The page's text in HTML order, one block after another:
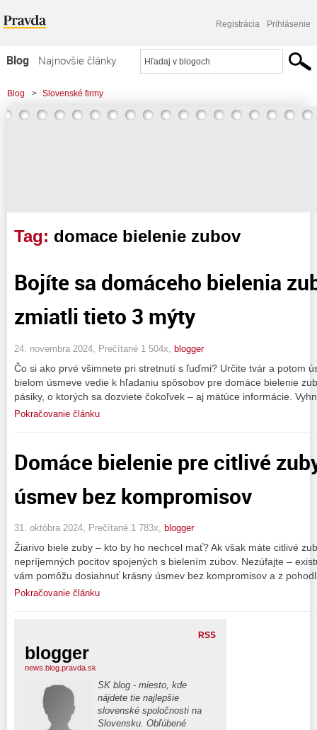
Registrácia Prihlásenie
Blog
Najnovšie články
Najčítanejšie články
Najkomentovanejšie články
Blog > Slovenské firmy
Tag: domace bielenie zubov
Bojíte sa domáceho bielenia
zmiatli tieto 3 mýty
24. novembra 2024, Prečítané 1 504x, blogger
Čo si ako prvé všimnete pri stretnutí s ľuďmi? Určite tvár a potom
bielom úsmeve vedie k hľadaniu spôsobov pre domáce bielenie
pásiky, o ktorých sa dozviete čokoľvek – aj mätúce informácie.
Pokračovanie článku
Domáce bielenie pre citlivé
úsmev bez kompromisov
31. októbra 2024, Prečítané 1 783x, blogger
Žiarivo biele zuby – kto by ho nechcel mať? Ak však máte citlivé
nepríjemných pocitov spojených s bielením zubov. Nezúfajte –
vám pomôžu dosiahnuť krásny úsmev bez kompromisov a z
Pokračovanie článku
RSS
blogger
news.blog.pravda.sk
SK blog - miesto, kde
nájdete tie najlepšie
slovenské spoločnosti na
Slovensku. Obľúbené